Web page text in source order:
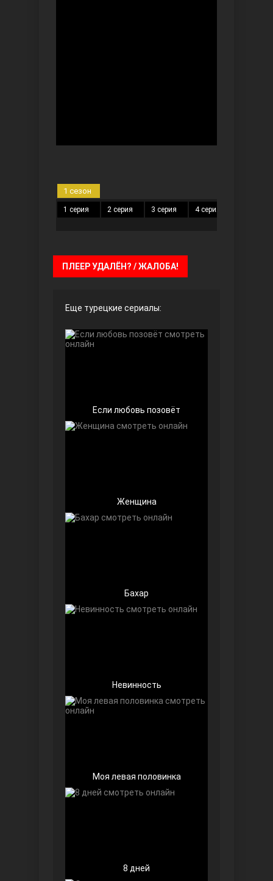
Дочь посла
Ранняя пташка
1 сезон
1 серия 2 серия 3 серия 4 серия
ПЛЕЕР УДАЛЁН? / ЖАЛОБА!
Еще турецкие сериалы:
Если любовь позовёт
Женщина
Бахар
Невинность
Моя левая половинка
8 дней